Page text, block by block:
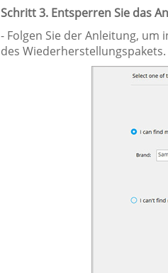
Schritt 3. Entsperren Sie das
- Folgen Sie der Anleitung,
des Wiederherstellungspakets.